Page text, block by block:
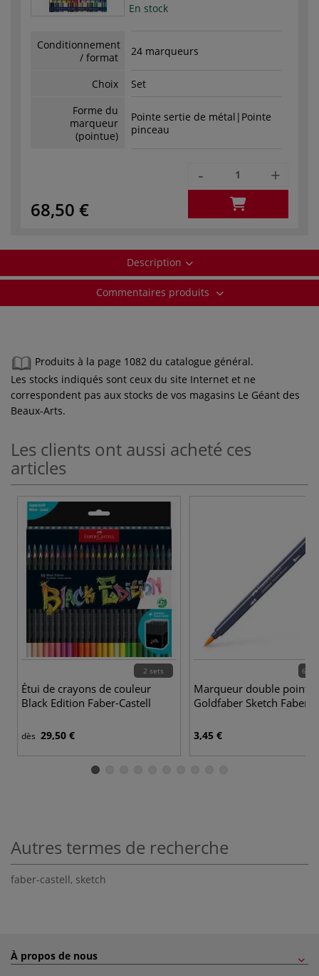
En stock
Conditionnement
/ format
24 marqueurs
Choix
Set
Forme du
marqueur
(pointue)
Pointe sertie de métal|Pointe
pinceau
68,50 €
- +
Description
Commentaires produits
Produits à la page 1082 du catalogue général.
Les stocks indiqués sont ceux du site Internet et ne
correspondent pas aux stocks de vos magasins Le Géant des
Beaux-Arts.
Les clients ont aussi acheté ces
articles
2 sets
Étui de crayons de couleur
Black Edition Faber-Castell
dès 29,50 €
60
Marqueur double pointe
Goldfaber Sketch Faber-
3,45 €
Autres termes de recherche
faber-castell, sketch
À propos de nous